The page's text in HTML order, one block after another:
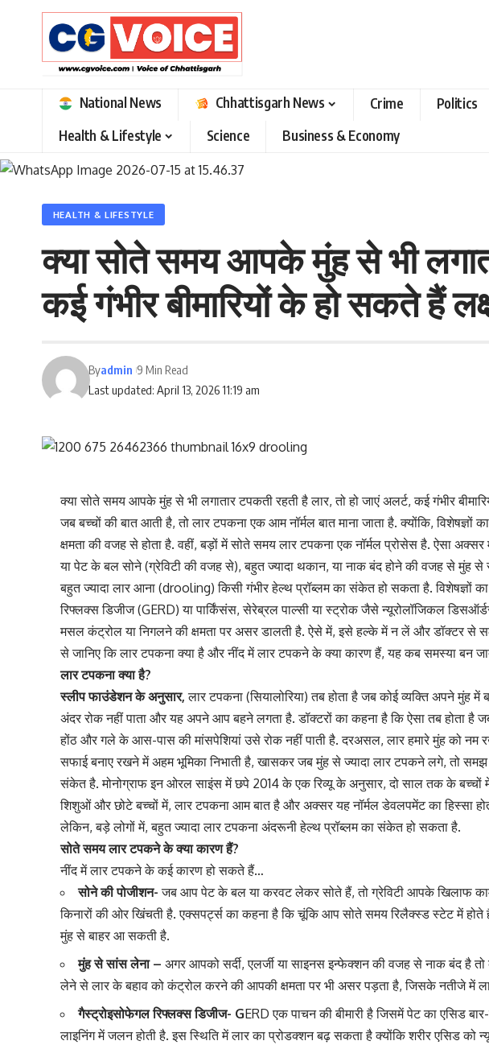
National News Chhattisgarh News Crime Politics
Health & Lifestyle
Science Business & Economy
HEALTH & LIFESTYLE
क्या सोते समय आपके मुंह से भी
कई गंभीर बीमारियों के हो सकते हैं
Last updated: April 13, 2026 11:19 am
Byadmin 9 Min Read
क्या सोते समय आपके मुंह से भी लगातार टपकती रहती है लार, तो हो जाएं अलर्ट, कई गंभीर
जब बच्चों की बात आती है, तो लार टपकना एक आम नॉर्मल बात माना जाता है. क्योंकि,
क्षमता की वजह से होता है. वहीं, बड़ों में सोते समय लार टपकना एक नॉर्मल प्रोसेस है. ऐसा
या पेट के बल सोने (ग्रेविटी की वजह से), बहुत ज्यादा थकान, या नाक बंद होने की वजह से मुंह
बहुत ज्यादा लार आना (drooling) किसी गंभीर हेल्थ प्रॉब्लम का संकेत हो सकता है. विशेषज्ञों
रिफ्लक्स डिजीज (GERD) या पार्किंसंस, सेरेब्रल पाल्सी या स्ट्रोक जैसे न्यूरोलॉजिकल
मसल कंट्रोल या निगलने की क्षमता पर असर डालती है. ऐसे में, इसे हल्के में न लें और डॉक्टर से
से जानिए कि लार टपकना क्या है और नींद में लार टपकने के क्या कारण हैं, यह कब समस्या बन
लार टपकना क्या है?
स्लीप फाउंडेशन के अनुसार,लार टपकना (सियालोरिया) तब होता है जब कोई व्यक्ति अपने मुंह में
अंदर रोक नहीं पाता और यह अपने आप बहने लगता है. डॉक्टरों का कहना है कि ऐसा तब होता है
होंठ और गले के आस-पास की मांसपेशियां उसे रोक नहीं पाती है. दरअसल, लार हमारे मुंह को
सफाई बनाए रखने में अहम भूमिका निभाती है, खासकर जब मुंह से ज्यादा लार टपकने लगे, तो
संकेत है. मोनोग्राफ इन ओरल साइंस में छपे 2014 के एक रिव्यू के अनुसार, दो साल तक के बच्चों में
शिशुओं और छोटे बच्चों में, लार टपकना आम बात है और अक्सर यह नॉर्मल डेवलपमेंट का हिस्सा
लेकिन, बड़े लोगों में, बहुत ज्यादा लार टपकना अंदरूनी हेल्थ प्रॉब्लम का संकेत हो सकता है.
सोते समय लार टपकने के क्या कारण हैं?
नींद में लार टपकने के कई कारण हो सकते हैं…
सोने की पोजीशन- जब आप पेट के बल या करवट लेकर सोते हैं, तो ग्रेविटी आपके खिलाफ
किनारों की ओर खिंचती है. एक्सपर्ट्स का कहना है कि चूंकि आप सोते समय रिलैक्स्ड स्टेट में
मुंह से बाहर आ सकती है.
मुंह से सांस लेना –अगर आपको सर्दी, एलर्जी या साइनस इन्फेक्शन की वजह से नाक बंद है
लेने से लार के बहाव को कंट्रोल करने की आपकी क्षमता पर भी असर पड़ता है, जिसके नतीजे में
गैस्ट्रोइसोफेगल रिफ्लक्स डिजीज- GERD एक पाचन की बीमारी है जिसमें पेट का एसिड
लाइनिंग में जलन होती है. इस स्थिति में लार का प्रोडक्शन बढ़ सकता है क्योंकि शरीर एसिड को